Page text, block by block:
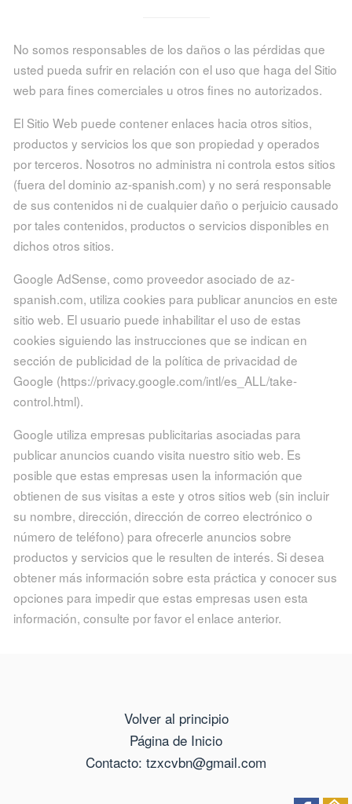
No somos responsables de los daños o las pérdidas que
usted pueda sufrir en relación con el uso que haga del Sitio
web para fines comerciales u otros fines no autorizados.
El Sitio Web puede contener enlaces hacia otros sitios,
productos y servicios los que son propiedad y operados
por terceros. Nosotros no administra ni controla estos sitios
(fuera del dominio az-spanish.com) y no será responsable
de sus contenidos ni de cualquier daño o perjuicio causado
por tales contenidos, productos o servicios disponibles en
dichos otros sitios.
Google AdSense, como proveedor asociado de az-
spanish.com, utiliza cookies para publicar anuncios en este
sitio web. El usuario puede inhabilitar el uso de estas
cookies siguiendo las instrucciones que se indican en
sección de publicidad de la política de privacidad de
Google (https://privacy.google.com/intl/es_ALL/take-
control.html).
Google utiliza empresas publicitarias asociadas para
publicar anuncios cuando visita nuestro sitio web. Es
posible que estas empresas usen la información que
obtienen de sus visitas a este y otros sitios web (sin incluir
su nombre, dirección, dirección de correo electrónico o
número de teléfono) para ofrecerle anuncios sobre
productos y servicios que le resulten de interés. Si desea
obtener más información sobre esta práctica y conocer sus
opciones para impedir que estas empresas usen esta
información, consulte por favor el enlace anterior.
Volver al principio
Página de Inicio
Contacto: tzxcvbn@gmail.com